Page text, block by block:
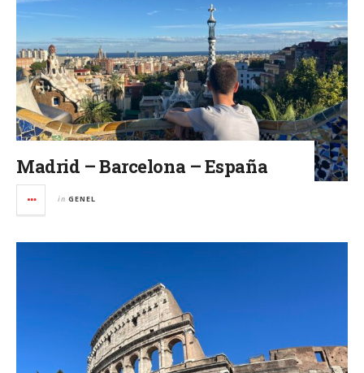
Madrid – Barcelona – España
in GENEL